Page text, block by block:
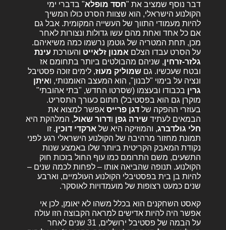
דבר נוסף שמציב את "חסד מופלא" בדברי ימי
הקולנוע הישראלי, הוא שצוות הסרט כולו המשיך
להיות מעמודי התווך של העשייה המקומית. אבל גם
אם כל אחד ואחת מהם עשו גדולות ונצורות לאחר
מכן, תחת המטריה של גוטמן נרשמו כמה משיאיהם.
על הסרט עבדו הצלם אמנון זלאייט והעורכת עינת
גלזר-זרחין, שניהם מהבולטים ביותר בתחומם אז
ובטח שעכשיו. גם שמוליק מעוז, לימים זוכה פסטיבל
ונציה על בימוי "לבנון", הוא המעצב האומנותי, ואיתן
גרין בכבודו ובעצמו (שסרטו החדש, "בתי אהובתי"
מוקרן גם הוא בפסטיבל) חתום כעורך התסריט.
בעוזרי ההפקה של דגן פרייס אפשר למצוא את
הבמאים לעתיד שירה גפן ודרור שאול, המלהקת היא
חלי גולדברג, והמוזיקה היא של ארקדי דוכין. זו
תמונת מחזור מרהיבה של הקולנוע הישראלי רגע לפני
נקודת המאבק הקריטית ביותר שלו באמצע שנות
התשעים, משם התרומם כמו עוף החול בזכות חוק
הקולנוע. תנופה שהביאה אותו – לפחות לכמה שנים –
להיות בן בית בפסטיבלי הקולנוע העולמיים, וארבע
שנים כמעט רצופות של מועמדויות לאוסקר.
קאסט השחקנים הוא בכלל משהו לא יאומן, לכן אי
אפשר היה להיות אדישים למראה הקבוצה הזו עולה
על הבמה של פסטיבל ירושלים, 31 שנים לאחר